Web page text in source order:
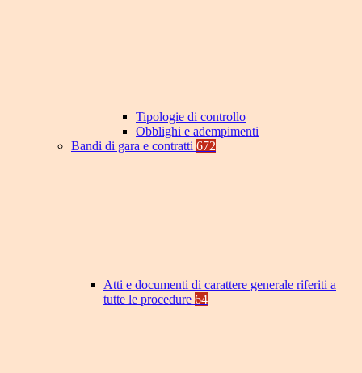
Tipologie di controllo
Obblighi e adempimenti
Bandi di gara e contratti 672
Atti e documenti di carattere generale riferiti a
tutte le procedure 64